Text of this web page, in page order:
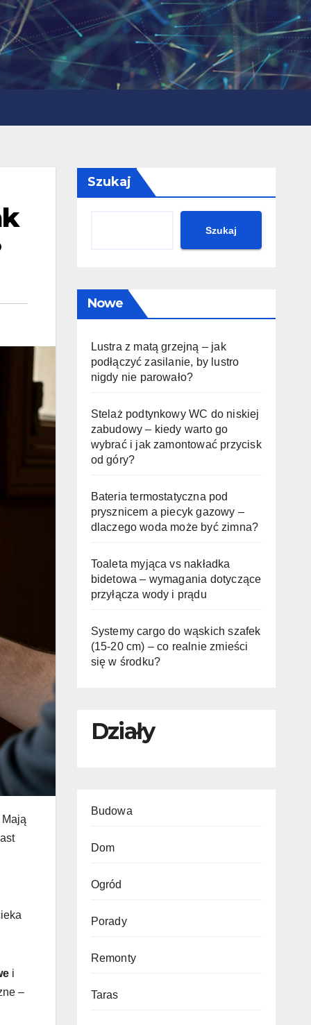
i
–
Szukaj
Szukaj
Nowe
Lustra z matą grzejną – jak
podłączyć zasilanie, by lustro
nigdy nie parowało?
Stelaż podtynkowy WC do niskiej
zabudowy – kiedy warto go
wybrać i jak zamontować przycisk
od góry?
Bateria termostatyczna pod
prysznicem a piecyk gazowy –
dlaczego woda może być zimna?
Toaleta myjąca vs nakładka
bidetowa – wymagania dotyczące
przyłącza wody i prądu
Systemy cargo do wąskich szafek
(15-20 cm) – co realnie zmieści
się w środku?
Działy
Budowa
Dom
Ogród
Porady
Remonty
Taras